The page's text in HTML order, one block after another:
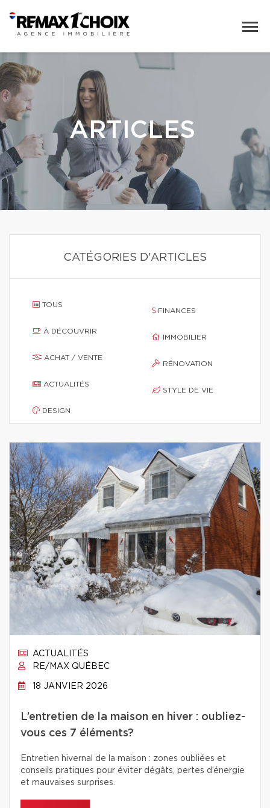
ARTICLES
CATÉGORIES D'ARTICLES
TOUS
À DÉCOUVRIR
ACHAT / VENTE
ACTUALITÉS
DESIGN
FINANCES
IMMOBILIER
RÉNOVATION
STYLE DE VIE
ACTUALITÉS
RE/MAX QUÉBEC
18 JANVIER 2026
L’entretien de la maison en hiver : oubliez-
vous ces 7 éléments?
Entretien hivernal de la maison : zones oubliées et
conseils pratiques pour éviter dégâts, pertes d’énergie
et mauvaises surprises.